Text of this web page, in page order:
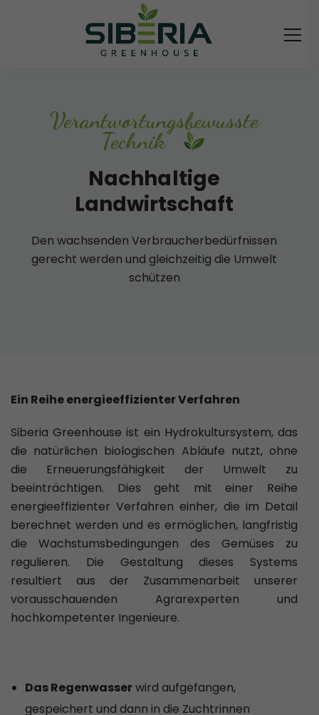
Verantwortungsbewusste
Technik
Nachhaltige
Landwirtschaft
Den wachsenden Verbraucherbedürfnissen
gerecht werden und gleichzeitig die Umwelt
schützen
Ein Reihe energieeffizienter Verfahren
Siberia Greenhouse ist ein Hydrokultursystem, das
die natürlichen biologischen Abläufe nutzt, ohne
die Erneuerungsfähigkeit der Umwelt zu
beeinträchtigen. Dies geht mit einer Reihe
energieeffizienter Verfahren einher, die im Detail
berechnet werden und es ermöglichen, langfristig
die Wachstumsbedingungen des Gemüses zu
regulieren. Die Gestaltung dieses Systems
resultiert aus der Zusammenarbeit unserer
vorausschauenden Agrarexperten und
hochkompetenter Ingenieure.
Das Regenwasserwird aufgefangen,
gespeichert und dann in die Zuchtrinnen